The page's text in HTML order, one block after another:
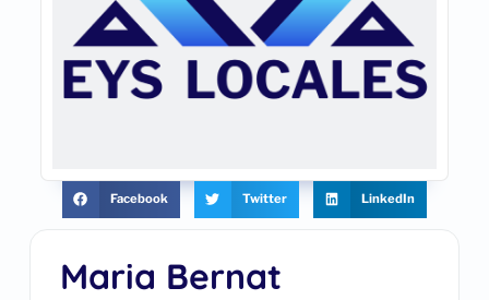
Maria Bernat
Facebook Twitter LinkedIn